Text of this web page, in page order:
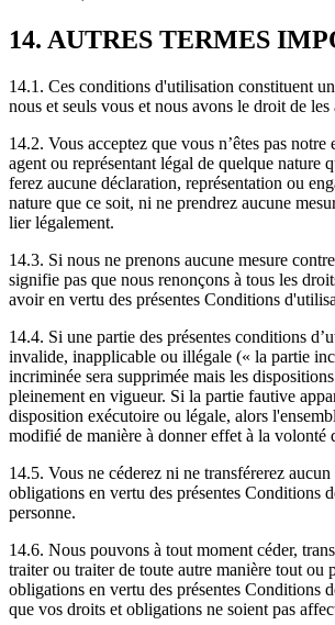
14. AUTRES TERMES
14.1. Ces conditions d'utilisation constituent
nous et seuls vous et nous avons le droit de les
14.2. Vous acceptez que vous n’êtes pas notre
agent ou représentant légal de quelque nature
ferez aucune déclaration, représentation ou
nature que ce soit, ni ne prendrez aucune
lier légalement.
14.3. Si nous ne prenons aucune mesure
signifie pas que nous renonçons à tous les
avoir en vertu des présentes Conditions
14.4. Si une partie des présentes conditions
invalide, inapplicable ou illégale (« la partie
incriminée sera supprimée mais les
pleinement en vigueur. Si la partie fautive
disposition exécutoire ou légale, alors
modifié de manière à donner effet à la volonté
14.5. Vous ne céderez ni ne transférerez
obligations en vertu des présentes Conditions
personne.
14.6. Nous pouvons à tout moment céder,
traiter ou traiter de toute autre manière tout ou
obligations en vertu des présentes Conditions
que vos droits et obligations ne soient pas